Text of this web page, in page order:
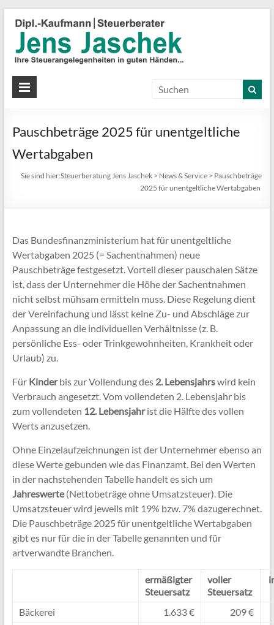
Pauschbeträge 2025 für unentgeltliche
Wertabgaben
Sie sind hier:Steuerberatung Jens Jaschek > News & Service > Pauschbeträge
2025 für unentgeltliche Wertabgaben
Das Bundesfinanzministerium hat für unentgeltliche
Wertabgaben 2025 (= Sachentnahmen) neue
Pauschbeträge festgesetzt. Vorteil dieser pauschalen Sätze
ist, dass der Unternehmer die Höhe der Sachentnahmen
nicht selbst mühsam ermitteln muss. Diese Regelung dient
der Vereinfachung und lässt keine Zu- und Abschläge zur
Anpassung an die individuellen Verhältnisse (z. B.
persönliche Ess- oder Trinkgewohnheiten, Krankheit oder
Urlaub) zu.
Für Kinderbis zur Vollendung des 2. Lebensjahrswird kein
Verbrauch angesetzt. Vom vollendeten 2. Lebensjahr bis
zum vollendeten 12. Lebensjahrist die Hälfte des vollen
Werts anzusetzen.
Ohne Einzelaufzeichnungen ist der Unternehmer ebenso an
diese Werte gebunden wie das Finanzamt. Bei den Werten
in der nachstehenden Tabelle handelt es sich um
Jahreswerte(Nettobeträge ohne Umsatzsteuer). Die
Umsatzsteuer wird jeweils mit 19% bzw. 7% dazugerechnet.
Die Pauschbeträge 2025 für unentgeltliche Wertabgaben
gibt es nur für die in der Tabelle genannten und für
artverwandte Branchen.
ermäßigter
Steuersatz
voller
Steuersatz
Bäckerei 1.633 €
209 €